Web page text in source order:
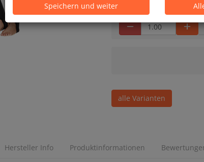
alle Varianten
Hersteller Info Produktinformationen
Speichern und weiter